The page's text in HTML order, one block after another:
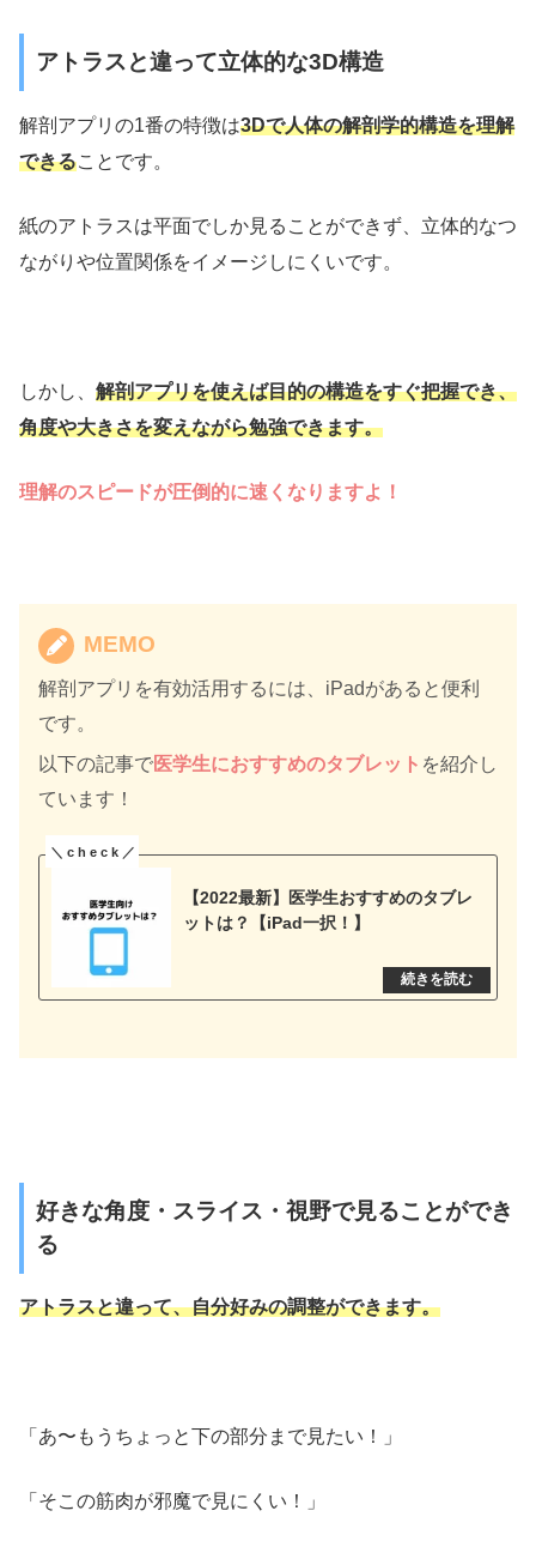
アトラスと違って立体的な3D構造
解剖アプリの1番の特徴は3Dで人体の解剖学的構造を理解
できることです。
紙のアトラスは平面でしか見ることができず、立体的なつ
ながりや位置関係をイメージしにくいです。
しかし、 解剖アプリを使えば目的の構造をすぐ把握でき、
角度や大きさを変えながら勉強できます。
理解のスピードが圧倒的に速くなりますよ！
MEMO
解剖アプリを有効活用するには、iPadがあると便利
です。
以下の記事で医学生におすすめのタブレット を紹介し
ています！
【2022最新】医学生おすすめのタブレ
ットは？【iPad一択！】
好きな角度・スライス・視野で見ることができ
る
アトラスと違って、自分好みの調整ができます。
「あ〜もうちょっと下の部分まで見たい！」
「そこの筋肉が邪魔で見にくい！」